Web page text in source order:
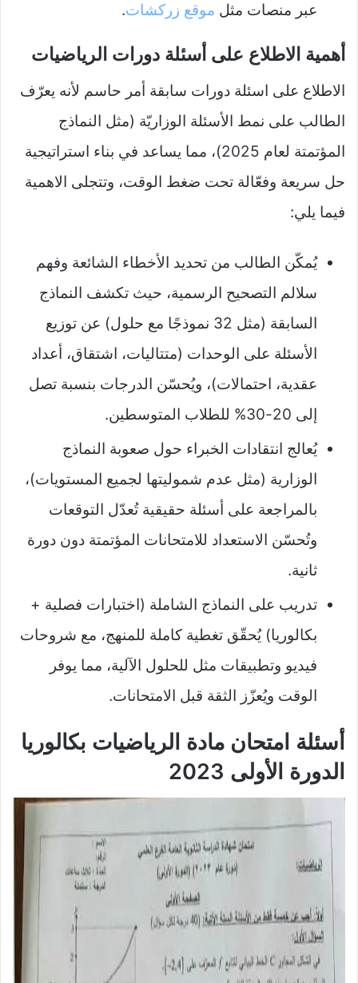
عبر منصات مثل موقع زركشات.
أهمية الاطلاع على أسئلة دورات الرياضيات
الاطلاع على اسئلة دورات سابقة أمر حاسم لأنه يعرّف
الطالب على نمط الأسئلة الوزاريّة (مثل النماذج
المؤتمتة لعام 2025)، مما يساعد في بناء استراتيجية
حل سريعة وفعّالة تحت ضغط الوقت، وتتجلى الاهمية
فيما يلي:
يُمكّن الطالب من تحديد الأخطاء الشائعة وفهم
سلالم التصحيح الرسمية، حيث تكشف النماذج
السابقة (مثل 32 نموذجًا مع حلول) عن توزيع
الأسئلة على الوحدات (متتاليات، اشتقاق، أعداد
عقدية، احتمالات)، ويُحسّن الدرجات بنسبة تصل
إلى 20-30% للطلاب المتوسطين.​
يُعالج انتقادات الخبراء حول صعوبة النماذج
الوزارية (مثل عدم شموليتها لجميع المستويات)،
بالمراجعة على أسئلة حقيقية تُعدّل التوقعات
وتُحسّن الاستعداد للامتحانات المؤتمتة دون دورة
ثانية.​
تدريب على النماذج الشاملة (اختبارات فصلية +
بكالوريا) يُحقّق تغطية كاملة للمنهج، مع شروحات
فيديو وتطبيقات مثل للحلول الآلية، مما يوفر
الوقت ويُعزّز الثقة قبل الامتحانات.
أسئلة امتحان مادة الرياضيات بكالوريا
الدورة الأولى 2023